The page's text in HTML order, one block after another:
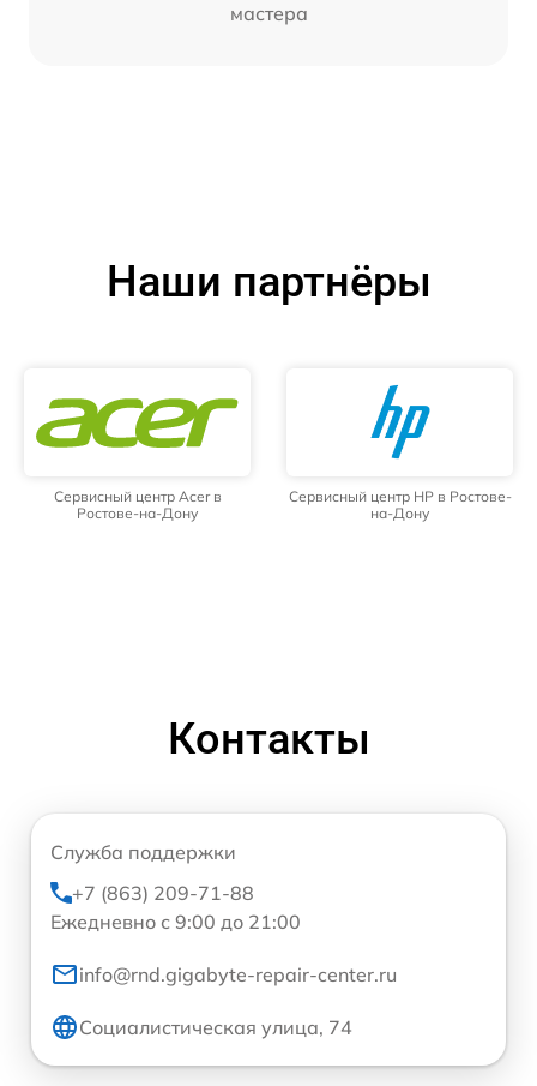
мастера
Наши партнёры
Сервисный центр Acer в
Ростове-на-Дону
Сервисный центр HP в Ростове-
на-Дону
Контакты
Служба поддержки
+7 (863) 209-71-88
Ежедневно с 9:00 до 21:00
info@rnd.gigabyte-repair-center.ru
Социалистическая улица, 74